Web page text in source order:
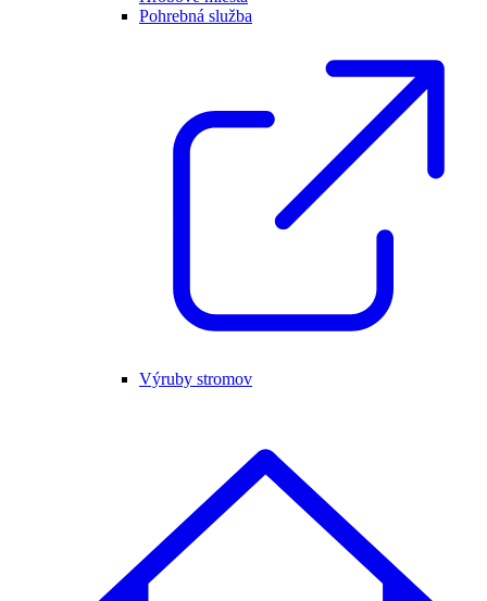
Pohrebná služba
Výruby stromov